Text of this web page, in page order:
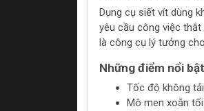
Dụng cụ siết vít dùng
yêu cầu công việc
là công cụ lý tưởng
Những điểm nổi
Tốc độ không
Mô men xoắn